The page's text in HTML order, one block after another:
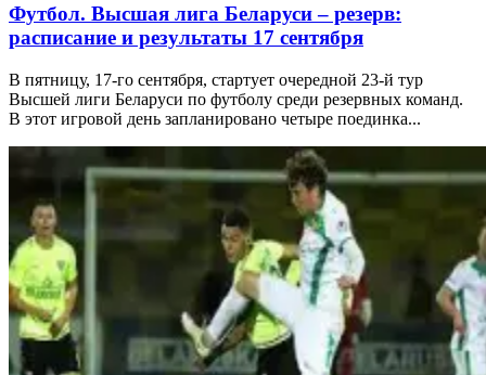
Футбол. Высшая лига Беларуси – резерв:
расписание и результаты 17 сентября
В пятницу, 17-го сентября, стартует очередной 23-й тур
Высшей лиги Беларуси по футболу среди резервных команд.
В этот игровой день запланировано четыре поединка...